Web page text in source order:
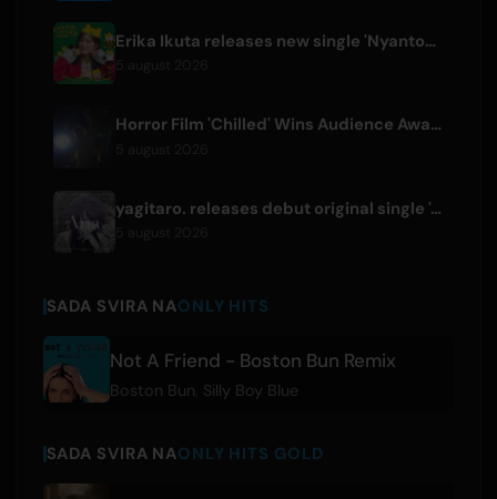
Erika Ikuta releases new single 'Nyantokanyaruru' for children's book 'Fumikiri Neko'
Horror Film 'Chilled' Wins Audience Award at Fantasia Festival
yagitaro. releases debut original single 'Aria.' with Suda Keina
SADA SVIRA NAONLY HITS
Not A Friend - Boston Bun Remix
Boston Bun Silly Boy Blue
SADA SVIRA NAONLY HITS GOLD